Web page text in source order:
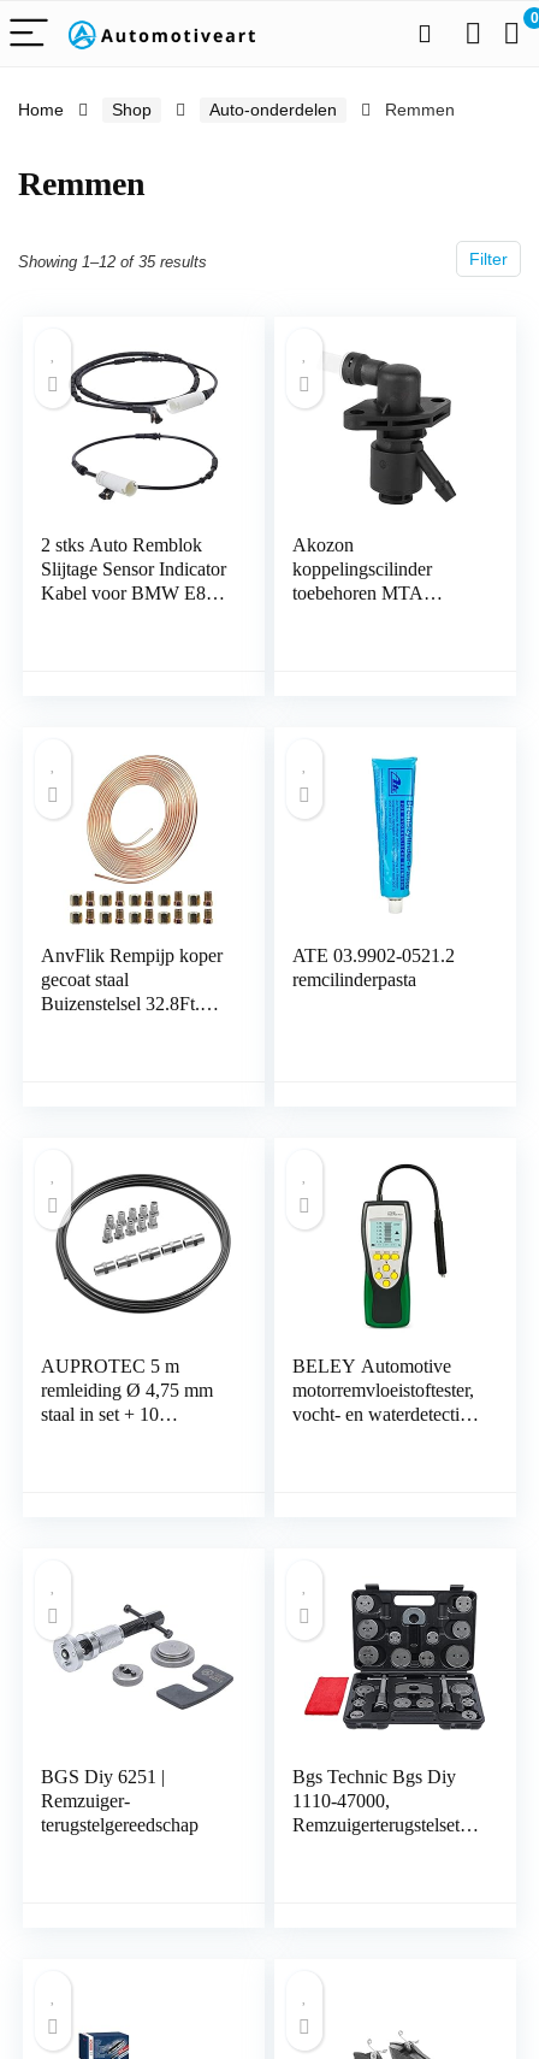
0
Home Shop Auto-onderdelen Remmen
Remmen
Filter
Showing 1–12 of 35 results
2 stks Auto Remblok
Slijtage Sensor Indicator
Kabel voor BMW E81
Akozon
koppelingscilinder
toebehoren MTA
AnvFlik Rempijp koper
gecoat staal
Buizenstelsel 32.8Ft.
ATE 03.9902-0521.2
remcilinderpasta
AUPROTEC 5 m
remleiding Ø 4,75 mm
staal in set + 10
BELEY Automotive
motorremvloeistoftester,
vocht- en waterdetectie
BGS Diy 6251 |
Remzuiger-
terugstelgereedschap
Bgs Technic Bgs Diy
1110-47000,
Remzuigerterugstelset,